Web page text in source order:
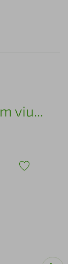
viu...